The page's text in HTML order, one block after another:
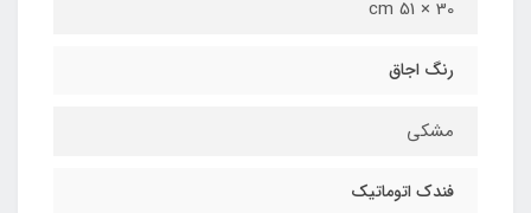
30 × 51 cm
رنگ اجاق
مشکی
فندک اتوماتیک